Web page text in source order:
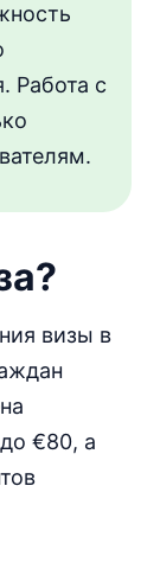
Работа с
визы в
€80, а